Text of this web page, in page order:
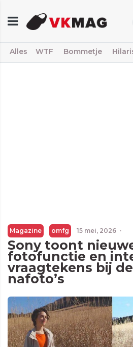
Alles WTF Bommetje
Magazine omfg 15 mei, 2026 ·
Sony toont
fotofunctie en
vraagtekens bij
nafoto’s